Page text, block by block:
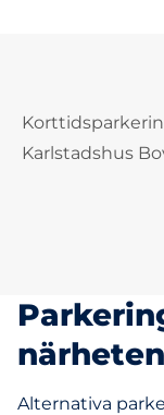
Karlstadshus
närheten
Alternativa